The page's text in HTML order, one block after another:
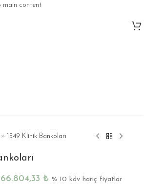
main content
» 1549 Klinik Bankoları
66.804,33 ₺ % 10 kdv hariç fiyatlar